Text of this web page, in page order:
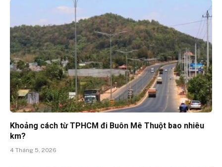
Khoảng cách từ TPHCM đi Buôn Mê Thuột bao nhiêu
km?
4 Tháng 5, 2026